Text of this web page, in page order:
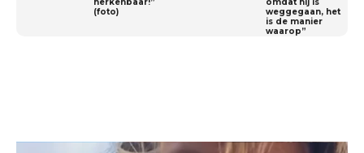
(foto)
weggegaan, het
is de manier
waarop”